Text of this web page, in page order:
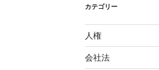
カテゴリー
人権
会社法